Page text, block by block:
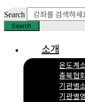
Search
Search
소개
온도계
충북협
기관별
기관별